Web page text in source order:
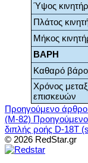
Ύψος
Πλάτος
Μήκος
ΒΑΡΗ
Καθαρό
Χρόνος
επισκευών
Προηγούμενο
(M-82) Προηγούμενο
διπλής ροής D-18T
© 2026 RedStar.gr